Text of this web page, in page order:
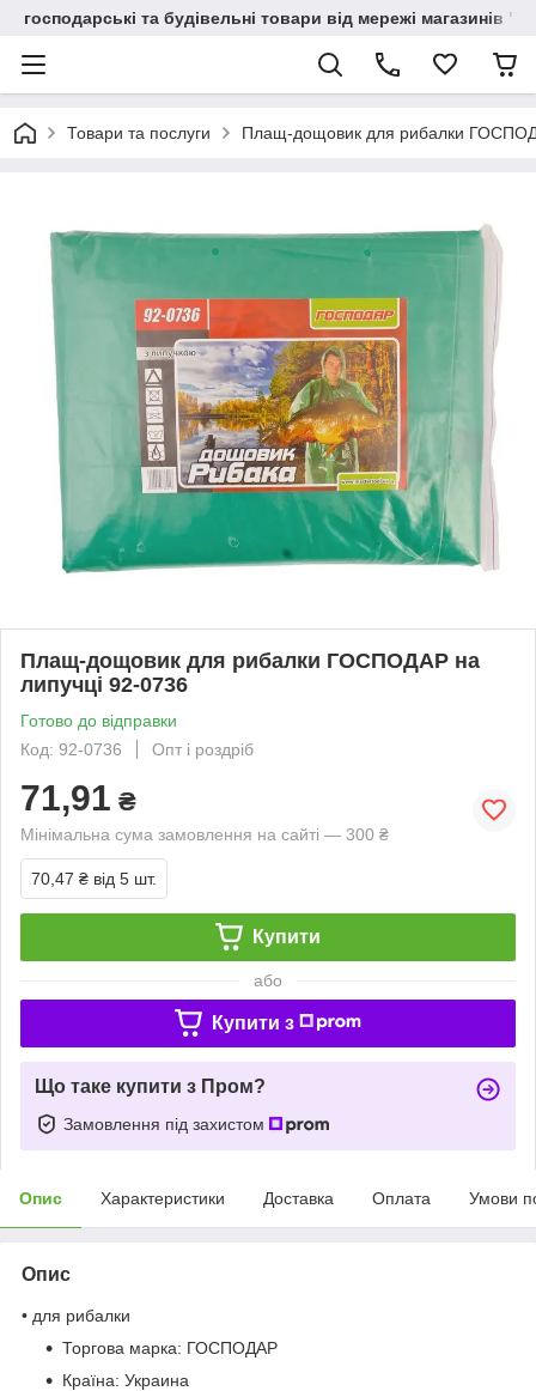
господарські та будівельні товари від мережі магазинів
Товари та послуги Плащ-дощовик для рибалки
Плащ-дощовик для рибалки ГОСПОДАР на
липучці 92-0736
Готово до відправки
Код: 92-0736
Опт і роздріб
71,91 ₴
Мінімальна сума замовлення на сайті — 300 ₴
70,47 ₴ від 5 шт.
Купити
або
Купити з
Що таке купити з Пром?
Замовлення під захистом
Опис Характеристики Доставка Оплата Умови
Опис
• для рибалки
Торгова марка: ГОСПОДАР
Країна: Украина